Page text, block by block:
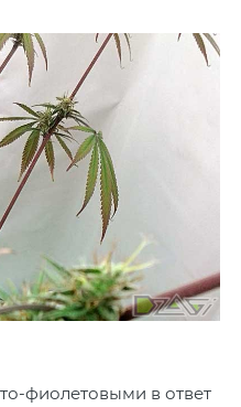
фиолетовыми в ответ